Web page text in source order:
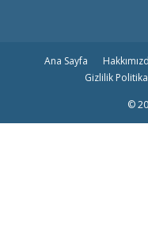
Ana Sayfa
Gizlilik
©